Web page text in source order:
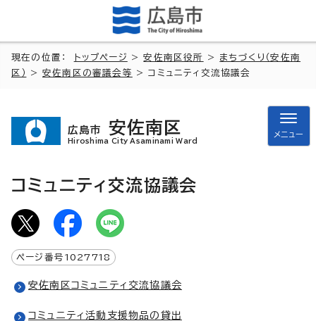
現在の位置： トップページ >安佐南区役所 > まちづくり（安佐南
区）
>安佐南区の審議会等 > コミュニティ交流協議会
広島市 安佐南区
Hiroshima City Asaminami Ward
メニュー
コミュニティ交流協議会
ページ番号 1027718
安佐南区コミュニティ交流協議会
コミュニティ活動支援物品の貸出